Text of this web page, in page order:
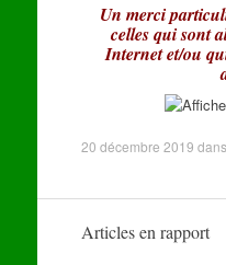
Un merci
celles qui sont
Internet et/ou
20 décembre 2019 dans
Articles en rapport